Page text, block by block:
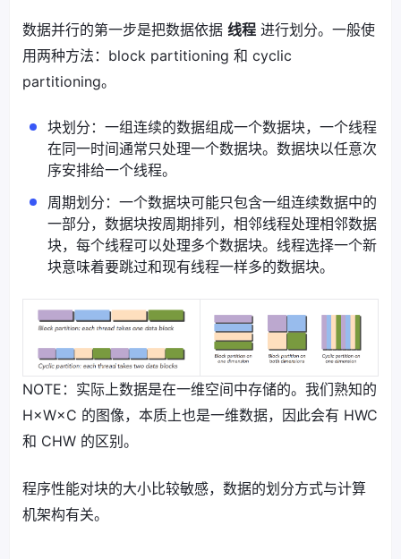
数据并行的第一步是把数据依据 线程 进行划分。一般使
用两种方法：block partitioning 和 cyclic
partitioning。
块划分：一组连续的数据组成一个数据块，一个线程
在同一时间通常只处理一个数据块。数据块以任意次
序安排给一个线程。
周期划分：一个数据块可能只包含一组连续数据中的
一部分，数据块按周期排列，相邻线程处理相邻数据
块，每个线程可以处理多个数据块。线程选择一个新
块意味着要跳过和现有线程一样多的数据块。
NOTE：实际上数据是在一维空间中存储的。我们熟知的
H×W×C 的图像，本质上也是一维数据，因此会有 HWC
和 CHW 的区别。
程序性能对块的大小比较敏感，数据的划分方式与计算
机架构有关。